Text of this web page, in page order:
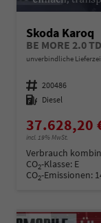
Skoda Karoq
unverbindliche
Fahrzeugnummer 200486
Kraftstoff Diesel
37.628,20
incl. 19% MwSt.
Verbrauch
CO2-Klasse: E
CO2-Emissionen: